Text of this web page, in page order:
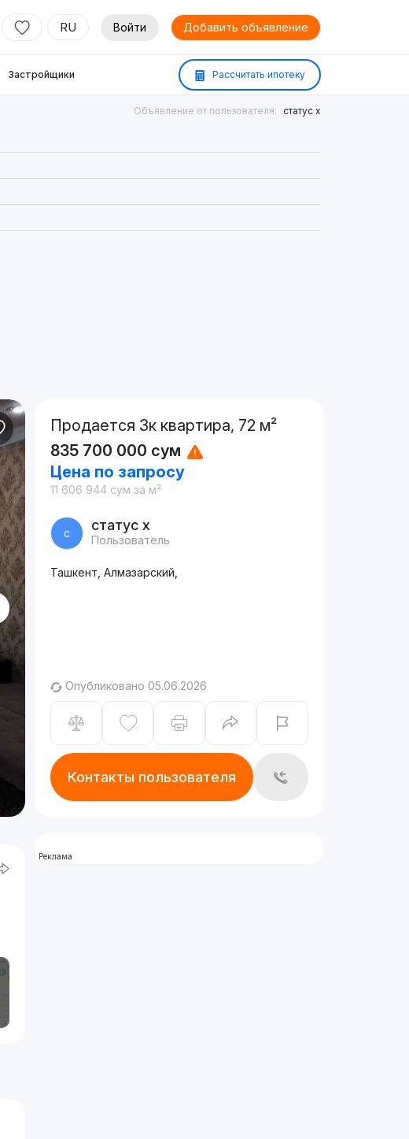
RU Войти Добавить объявление
Застройщики Рассчитать ипотеку
Объявление от пользователя: статус х
Продается 3к квартира, 72 м²
835 700 000 сум
Цена по запросу
11 606 944 сум за м²
с статус х
Пользователь
Ташкент, Алмазарский,
Опубликовано 05.06.2026
Контакты пользователя
Реклама